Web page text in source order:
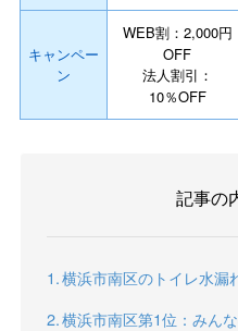
キャンペー
ン
WEB割：2,000円
OFF
法人割引：
10％OFF
記事の
横浜市南区のトイレ水漏
横浜市南区第1位：みん